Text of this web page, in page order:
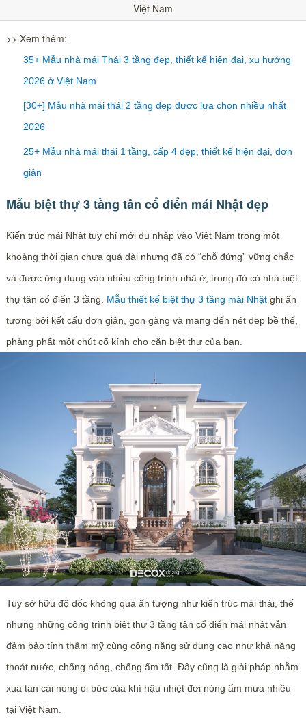
Việt Nam
>> Xem thêm:
35+ Mẫu nhà mái Thái 3 tầng đẹp, thiết kế hiện đại, xu hướng
2026 ở Việt Nam
[30+] Mẫu nhà mái thái 2 tầng đẹp được lựa chọn nhiều nhất
2026
25+ Mẫu nhà mái thái 1 tầng, cấp 4 đẹp, thiết kế hiện đại, đơn
giản
Mẫu biệt thự 3 tầng tân cổ điển mái Nhật đẹp
Kiến trúc mái Nhật tuy chỉ mới du nhập vào Việt Nam trong một
khoảng thời gian chưa quá dài nhưng đã có “chỗ đứng” vững chắc
và được ứng dụng vào nhiều công trình nhà ở, trong đó có nhà biệt
thự tân cổ điển 3 tầng. Mẫu thiết kế biệt thự 3 tầng mái Nhật ghi ấn
tượng bởi kết cấu đơn giản, gọn gàng và mang đến nét đẹp bề thế,
phảng phất một chút cổ kính cho căn biệt thự của bạn.
Tuy sở hữu độ dốc không quá ấn tượng như kiến trúc mái thái, thế
nhưng những công trình biệt thự 3 tầng tân cổ điển mái nhật vẫn
đảm bảo tính thẩm mỹ cùng công năng sử dụng cao như khả năng
thoát nước, chống nóng, chống ẩm tốt. Đây cũng là giải pháp nhằm
xua tan cái nóng oi bức của khí hậu nhiệt đới nóng ẩm mưa nhiều
tại Việt Nam.